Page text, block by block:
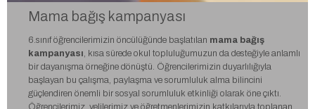
Mama bağış kampanyası
6.sınıf öğrencilerimizin öncülüğünde başlatılan mama bağış
kampanyası, kısa sürede okul topluluğumuzun da desteğiyle anlamlı
bir dayanışma örneğine dönüştü. Öğrencilerimizin duyarlılığıyla
başlayan bu çalışma, paylaşma ve sorumluluk alma bilincini
güçlendiren önemli bir sosyal sorumluluk etkinliği olarak öne çıktı.